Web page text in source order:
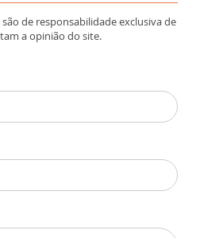
de responsabilidade exclusiva de
a opinião do site.